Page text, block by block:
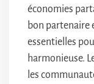
économies
bon partenaire
essentielles
harmonieuse.
les